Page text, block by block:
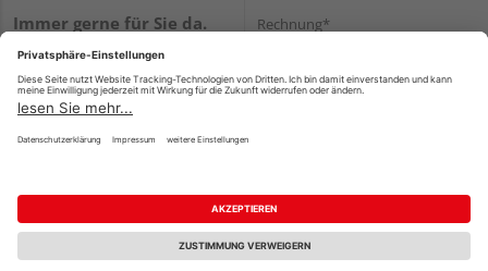
Immer gerne für Sie da.
E-Mail:kontakt@holzziller.de
Rechnung*
Versand
Impressum AGB Widerruf
Datenschutz
Reservierungsbedingungen
Vertrag widerrufen